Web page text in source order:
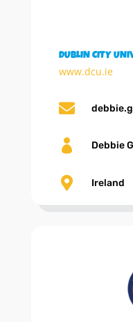
DUBLIN CITY
www.dcu.ie

 Debbie
 Ireland